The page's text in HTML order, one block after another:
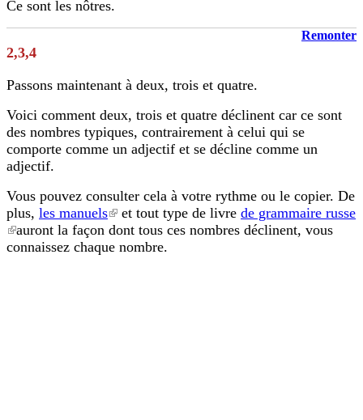
Ce sont les nôtres.
Remonter
2,3,4
Passons maintenant à deux, trois et quatre.
Voici comment deux, trois et quatre déclinent car ce sont
des nombres typiques, contrairement à celui qui se
comporte comme un adjectif et se décline comme un
adjectif.
Vous pouvez consulter cela à votre rythme ou le copier. De
plus, les manuels(le lien est externe)
et tout type de livre de grammaire russe
(le lien est externe)
auront la façon dont tous ces nombres déclinent, vous
connaissez chaque nombre.